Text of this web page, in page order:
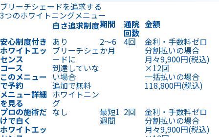
ブリーチシェードを追求する
3つのホワイトニングメニュー
白さ追求制度期間 通院
回数
金額
安心制度付き
ホワイトエッ
センス
コース
このメニュー
で予約
メニュー詳細
を見る
あり
ブリーチシェ
ードに
到達していな
い場合
追加で無料
ホワイトニン
グ
2〜6
か月
4回 金利・手数料ゼロ
分割払いの場合
月々9,900円(税込)
×12回
一括払いの場合
118,800円(税込)
プロの施術だ
けで白く
ホワイトエッ
なし 最短1
週間
2回 金利・手数料ゼロ
分割払いの場合
月々9,900円(税込)